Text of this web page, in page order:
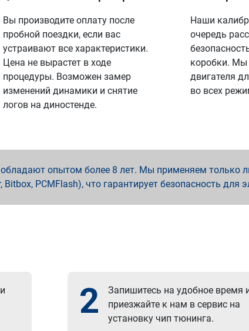
Вы производите оплату после
пробной поездки, если вас
устраивают все характеристики.
Цена не вырастет в ходе
процедуры. Возможен замер
изменений динамики и снятие
логов на диностенде.
Наши
очередь
коробки. Мы
двигателя
во всех
опытом более 8 лет. Мы применяем только
Bitbox, PCMFlash), что гарантирует безопасность для
и
2
Запишитесь на удобное время
приезжайте к нам в сервис на
установку чип тюнинга.